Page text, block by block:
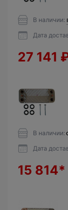
В наличии:
Дата
27 141
В наличии:
Дата
15 814*